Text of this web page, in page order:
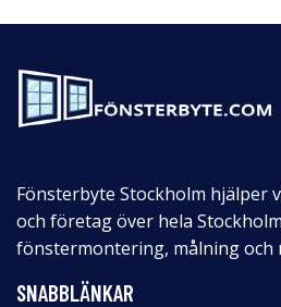
Fönsterbyte Stockholm hjälper
och företag över hela
fönstermontering, målning och
SNABBLÄNKAR